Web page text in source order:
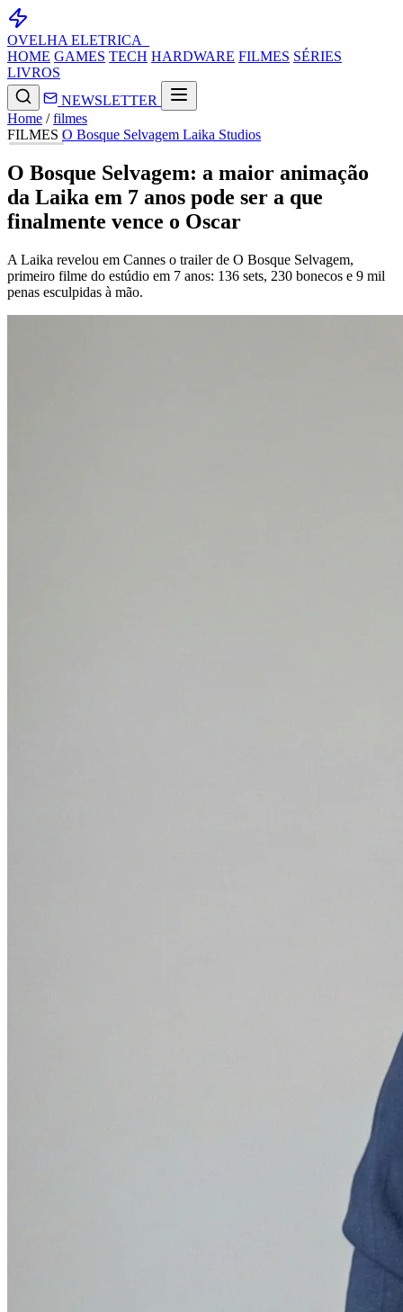
OVELHA ELETRICA_
HOME GAMES TECH HARDWARE FILMES SÉRIES
LIVROS
NEWSLETTER
Home / filmes
FILMES O Bosque Selvagem Laika Studios
O Bosque Selvagem: a maior animação
da Laika em 7 anos pode ser a que
finalmente vence o Oscar
A Laika revelou em Cannes o trailer de O Bosque Selvagem,
primeiro filme do estúdio em 7 anos: 136 sets, 230 bonecos e 9 mil
penas esculpidas à mão.